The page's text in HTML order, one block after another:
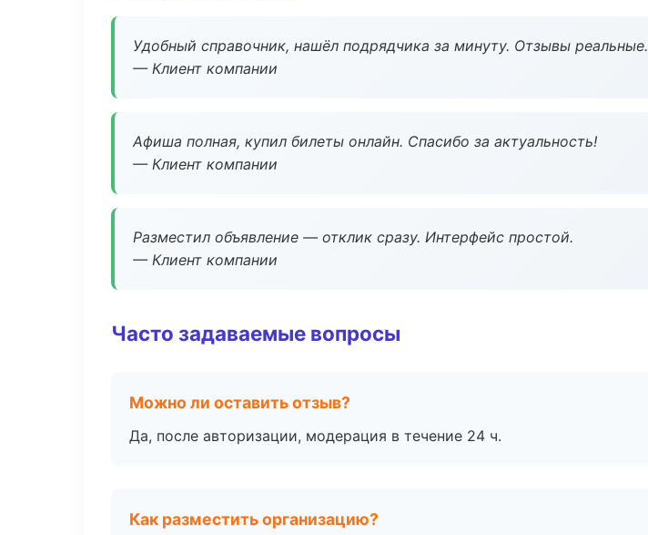
Удобный справочник, нашёл подрядчика за минуту. Отзывы реальные.
— Клиент компании
Афиша полная, купил билеты онлайн. Спасибо за актуальность!
— Клиент компании
Разместил объявление — отклик сразу. Интерфейс простой.
— Клиент компании
Часто задаваемые вопросы
Можно ли оставить отзыв?
Да, после авторизации, модерация в течение 24 ч.
Как разместить организацию?